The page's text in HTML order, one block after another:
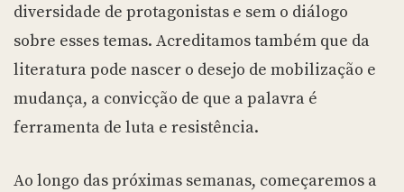
diversidade de protagonistas e sem o diálogo
sobre esses temas. Acreditamos também que da
literatura pode nascer o desejo de mobilização e
mudança, a convicção de que a palavra é
ferramenta de luta e resistência.
Ao longo das próximas semanas, começaremos a